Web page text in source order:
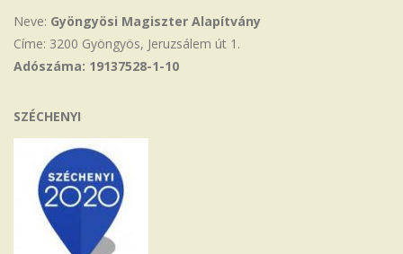
Neve: Gyöngyösi Magiszter Alapítvány
Címe: 3200 Gyöngyös, Jeruzsálem út 1.
Adószáma: 19137528-1-10
SZÉCHENYI